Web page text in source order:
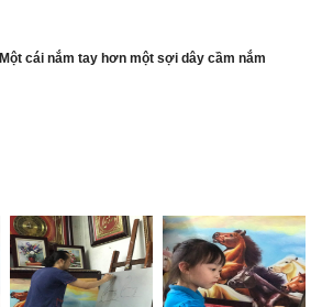
Một cái nắm tay hơn một sợi dây cầm nắm